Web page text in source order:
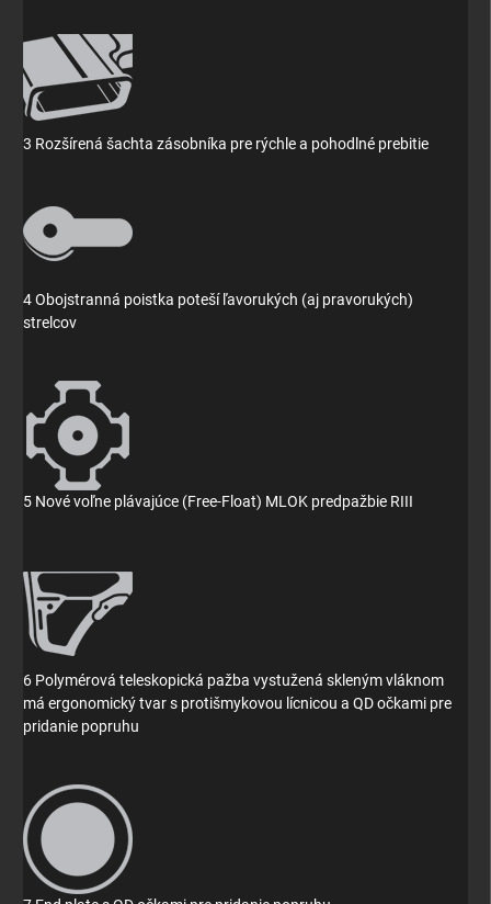
3 Rozšírená šachta zásobníka pre rýchle a pohodlné prebitie
4 Obojstranná poistka poteší ľavorukých (aj pravorukých)
strelcov
5 Nové voľne plávajúce (Free-Float) MLOK predpažbie RIII
6 Polymérová teleskopická pažba vystužená skleným vláknom
má ergonomický tvar s protišmykovou lícnicou a QD očkami pre
pridanie popruhu